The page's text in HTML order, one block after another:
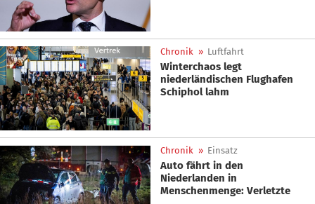
Chronik » Luftfahrt
Winterchaos legt
niederländischen Flughafen
Schiphol lahm
Chronik » Einsatz
Auto fährt in den
Niederlanden in
Menschenmenge: Verletzte